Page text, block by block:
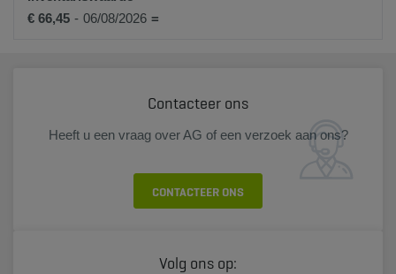
€ 66,45 - 06/08/2026 =
Contacteer ons
Heeft u een vraag over AG of een verzoek aan ons?
CONTACTEER ONS
Volg ons op: